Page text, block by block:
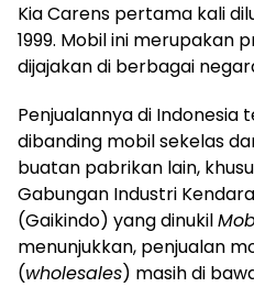
Kia Carens pertama kali
1999. Mobil ini merupakan
dijajakan di berbagai
Penjualannya di
dibanding mobil sekelas
buatan pabrikan lain,
Gabungan Industri
(Gaikindo) yang dinukil
menunjukkan, penjualan
(wholesales) masih di